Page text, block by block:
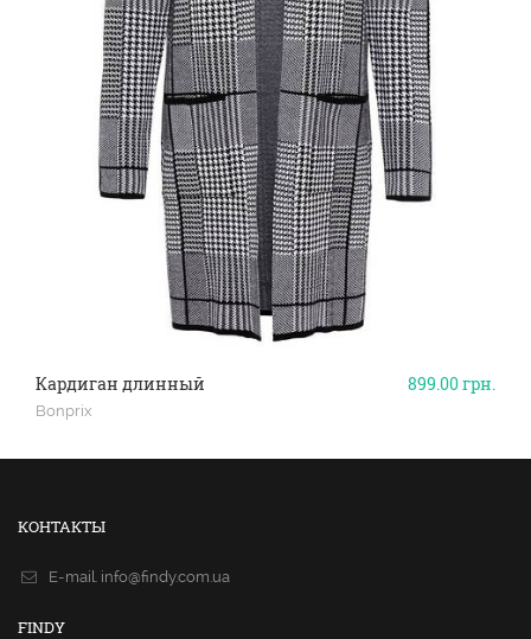
899.00грн.
Кардиган длинный
Bonprix
КОНТАКТЫ
E-mail. info@findy.com.ua
FINDY